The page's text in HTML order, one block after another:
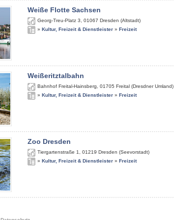
Weiße Flotte Sachsen
Georg-Treu-Platz 3 01067 Dresden (Altstadt)
» Kultur, Freizeit & Dienstleister » Freizeit
Weißeritztalbahn
Bahnhof Freital-Hainsberg 01705 Freital (Dresdner Umland)
» Kultur, Freizeit & Dienstleister » Freizeit
Zoo Dresden
Tiergartenstraße 1 01219 Dresden (Seevorstadt)
» Kultur, Freizeit & Dienstleister » Freizeit